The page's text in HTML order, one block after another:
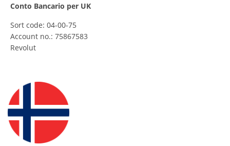
Conto Bancario per UK
Sort code: 04-00-75
Account no.: 75867583
Revolut